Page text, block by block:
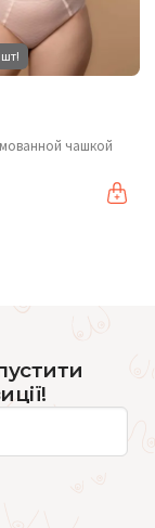
чашкой